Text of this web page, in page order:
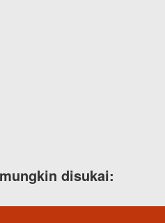
disukai: